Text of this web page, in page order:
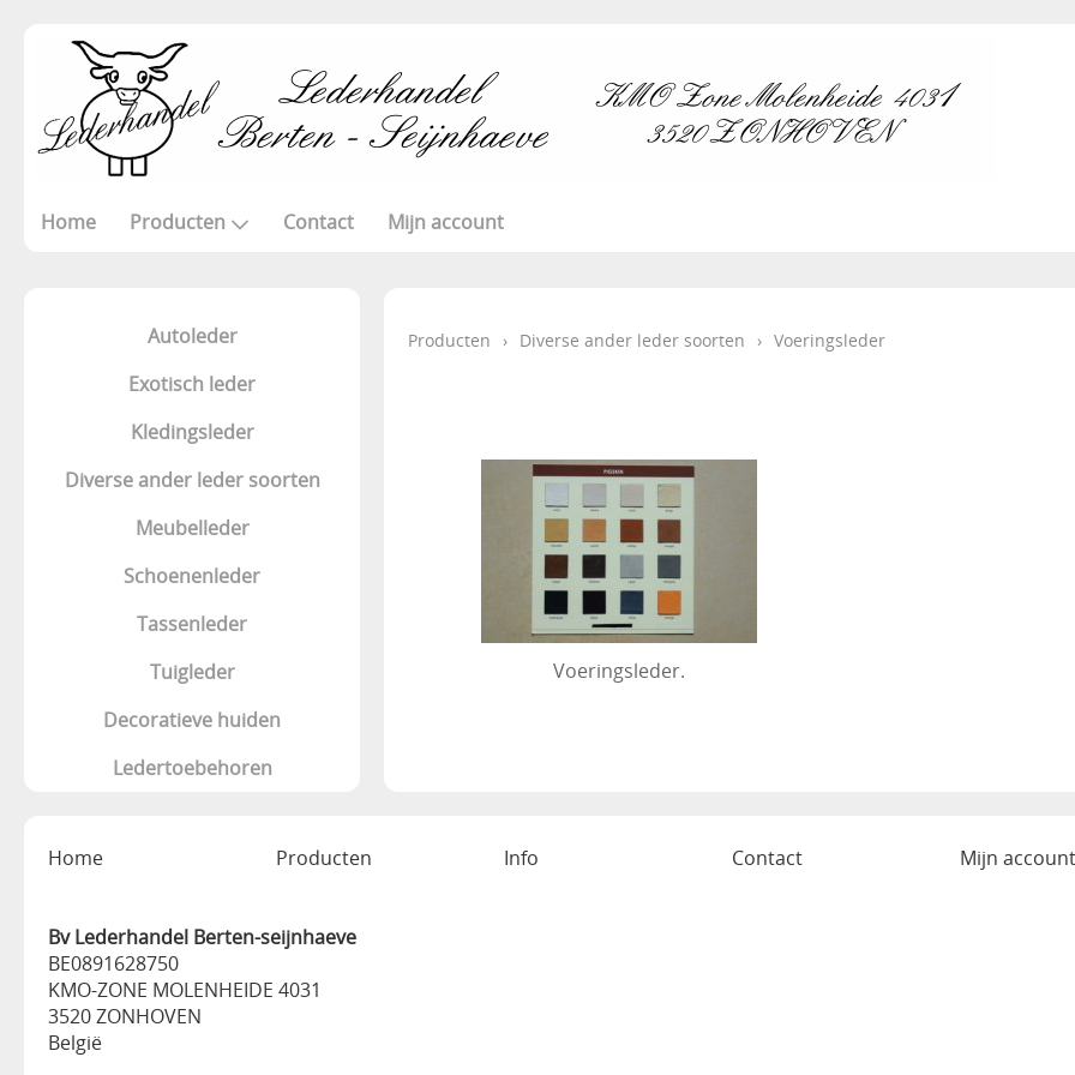
Home Producten Contact Mijn account
Autoleder
Exotisch leder
Kledingsleder
Diverse ander leder soorten
Meubelleder
Schoenenleder
Tassenleder
Tuigleder
Decoratieve huiden
Ledertoebehoren
Producten › Diverse ander leder soorten › Voeringsleder
Voeringsleder.
Home Producten Info Contact Mijn account
Bv Lederhandel Berten-seijnhaeve
BE0891628750
KMO-ZONE MOLENHEIDE 4031
3520 ZONHOVEN
België